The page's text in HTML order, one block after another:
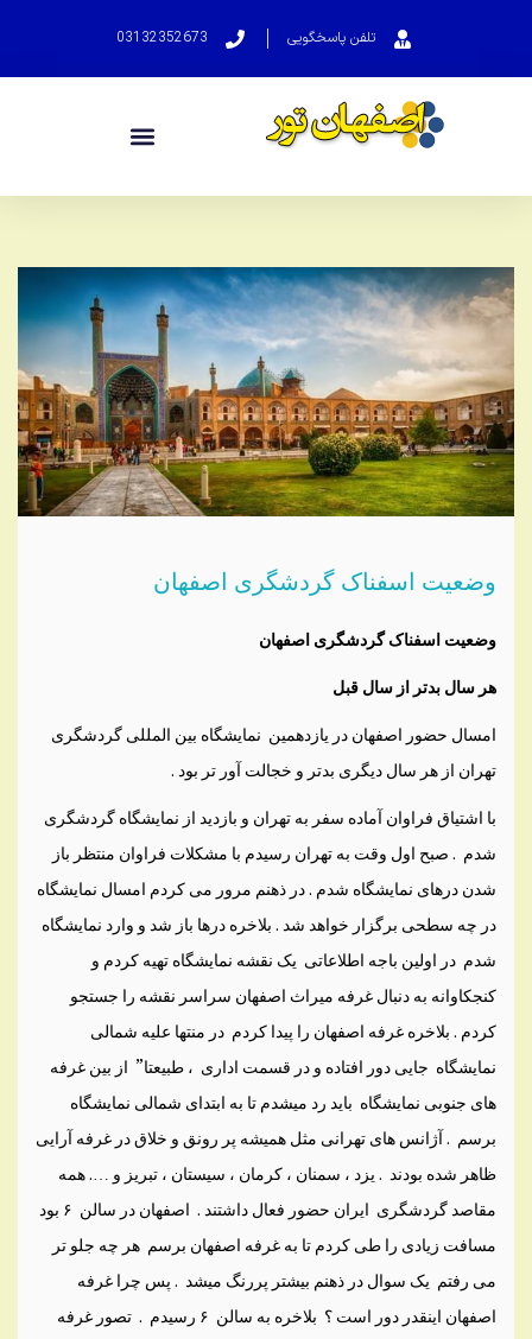
تلفن پاسخگویی 03132352673
وضعیت اسفناک گردشگری اصفهان
وضعیت اسفناک گردشگری اصفهان
هر سال بدتر از سال قبل
امسال حضور اصفهان در یازدهمین نمایشگاه بین المللی گردشگری
تهران از هر سال دیگری بدتر و خجالت آور تر بود .
با اشتیاق فراوان آماده سفر به تهران و بازدید از نمایشگاه گردشگری
شدم . صبح اول وقت به تهران رسیدم با مشکلات فراوان منتظر باز
شدن درهای نمایشگاه شدم . در ذهنم مرور می کردم امسال نمایشگاه
در چه سطحی برگزار خواهد شد . بلاخره درها باز شد و وارد نمایشگاه
شدم در اولین باجه اطلاعاتی یک نقشه نمایشگاه تهیه کردم و
کنجکاوانه به دنبال غرفه میراث اصفهان سراسر نقشه را جستجو
کردم . بلاخره غرفه اصفهان را پیدا کردم در منتها علیه شمالی
نمایشگاه جایی دور افتاده و در قسمت اداری ، طبیعتا” از بین غرفه
های جنوبی نمایشگاه باید رد میشدم تا به ابتدای شمالی نمایشگاه
برسم . آژانس های تهرانی مثل همیشه پر رونق و خلاق در غرفه آرایی
ظاهر شده بودند . یزد ، سمنان ، کرمان ، سیستان ، تبریز و …. همه
مقاصد گردشگری ایران حضور فعال داشتند . اصفهان در سالن ۶ بود
مسافت زیادی را طی کردم تا به غرفه اصفهان برسم هر چه جلو تر
می رفتم یک سوال در ذهنم بیشتر پررنگ میشد . پس چرا غرفه
اصفهان اینقدر دور است ؟ بلاخره به سالن ۶ رسیدم . تصور غرفه